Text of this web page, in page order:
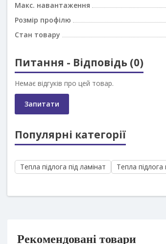
Макс. навантаження
Розмір профілю
Стан товару
Питання - Відповідь (0)
Немає відгуків про цей товар.
Запитати
Популярні категорії
Тепла підлога під ламінат Тепла підлога
Рекомендовані товари